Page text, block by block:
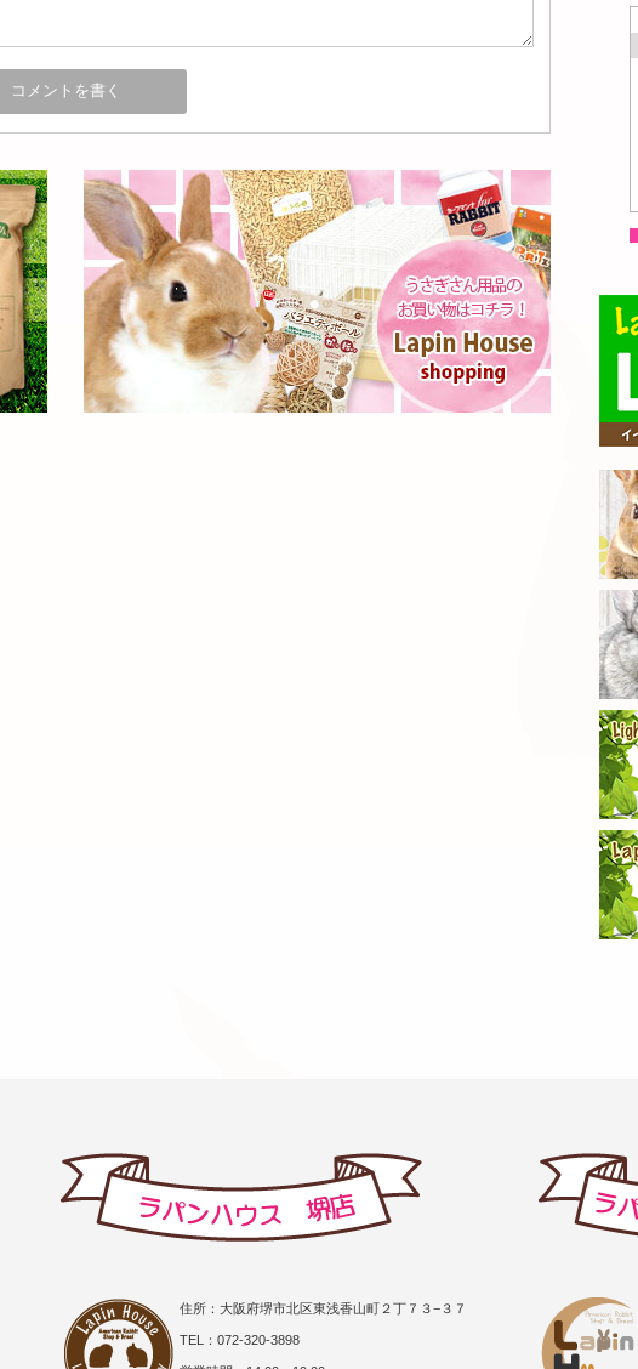
住所：大阪府堺市北区東浅香山町２丁７３−３７
TEL：072-320-3898